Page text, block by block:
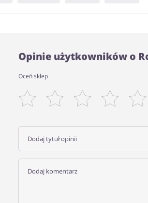
Opinie użytkowników o
Oceń sklep